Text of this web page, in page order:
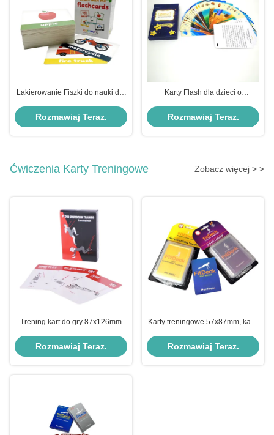
Lakierowanie Fiszki do nauki dla
Rozmawiaj Teraz.
Karty Flash dla dzieci o
Rozmawiaj Teraz.
Ćwiczenia Karty Treningowe Zobacz więcej > >
Trening kart do gry 87x126mm
Rozmawiaj Teraz.
Karty treningowe 57x87mm, karty
Rozmawiaj Teraz.